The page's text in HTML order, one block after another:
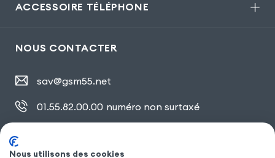
ACCESSOIRE TÉLÉPHONE
NOUS CONTACTER
sav@gsm55.net
01.55.82.00.00 numéro non surtaxé
Nous utilisons des cookies